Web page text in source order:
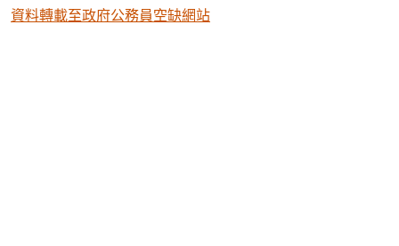
資料轉載至政府公務員空缺網站